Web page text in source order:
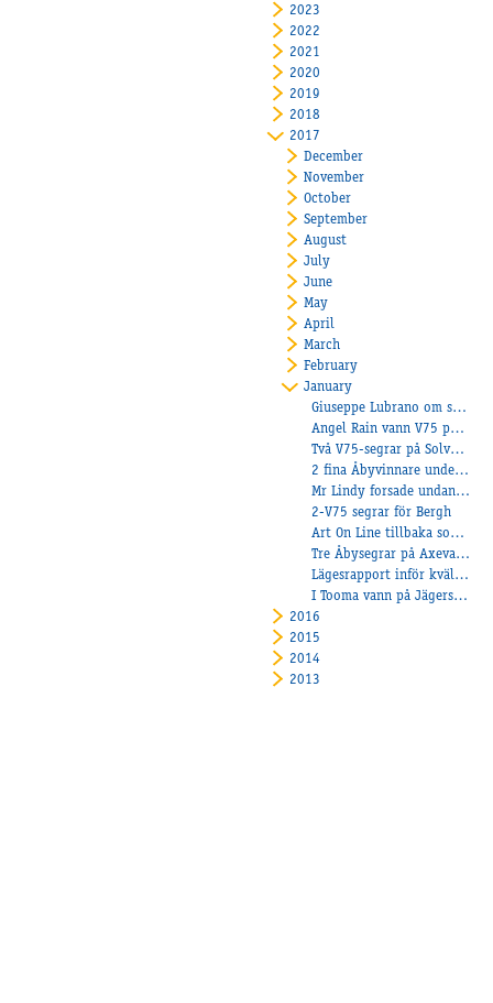
2023
2022
2021
2020
2019
2018
2017
December
November
October
September
August
July
June
May
April
March
February
January
Giuseppe Lubrano om sin andelshäst Sandsjöns Wilma
Angel Rain vann V75 på Bergsåker
Två V75-segrar på Solvalla!
2 fina Åbyvinnare under onsdagen!
Mr Lindy forsade undan från spets på Jägers!
2-V75 segrar för Bergh
Art On Line tillbaka som en vinnare!
Tre Åbysegrar på Axevalla.
Lägesrapport inför kvällens tävlingar
I Tooma vann på Jägersro!
2016
2015
2014
2013